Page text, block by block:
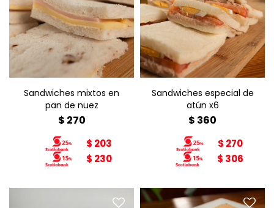
Sandwiches mixtos x6
Relleno: Jamón y Queso
Pan de Nuez
Sandwiches mixtos en
pan de nuez
$ 270
$ 203
$ 230
Sandwiches especial de
atún x6
Sandwiches especial de
atún x6
$ 360
$ 270
$ 306